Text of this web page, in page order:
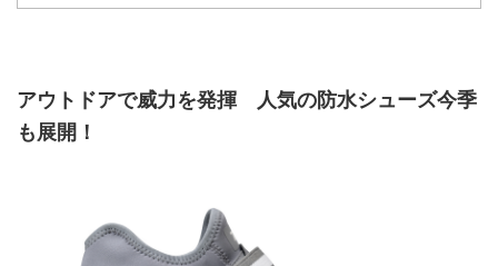
アウトドアで威力を発揮 人気の防水シューズ今季
も展開！